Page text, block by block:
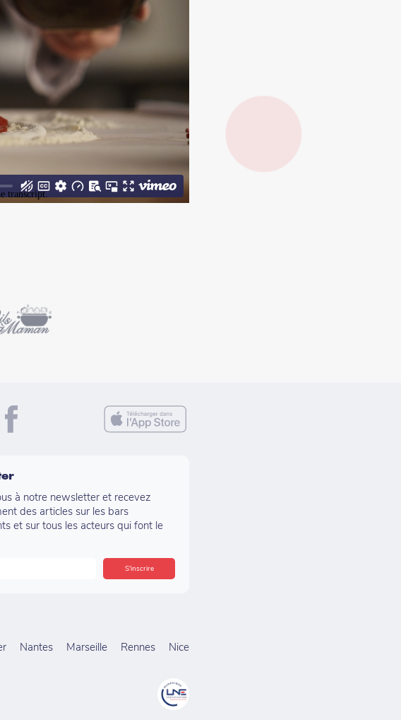
à notre newsletter et recevez
des articles sur les bars
et sur tous les acteurs qui font le
Nantes Marseille Rennes Nice